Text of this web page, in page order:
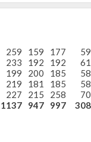
259 159 177
233 192 192
199 200 185
219 181 185
227 215 258
1137 947 997